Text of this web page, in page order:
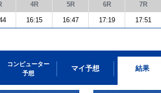
4R 5R 6R 7R
16:15 16:47 17:19 17:51
コンピューター
予想
マイ予想 結果